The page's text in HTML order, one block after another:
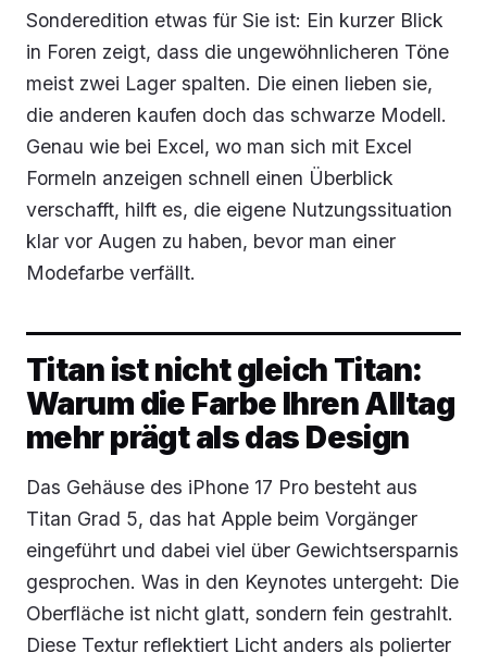
Sonderedition etwas für Sie ist: Ein kurzer Blick
in Foren zeigt, dass die ungewöhnlicheren Töne
meist zwei Lager spalten. Die einen lieben sie,
die anderen kaufen doch das schwarze Modell.
Genau wie bei Excel, wo man sich mit Excel
Formeln anzeigen schnell einen Überblick
verschafft, hilft es, die eigene Nutzungssituation
klar vor Augen zu haben, bevor man einer
Modefarbe verfällt.
Titan ist nicht gleich Titan:
Warum die Farbe Ihren Alltag
mehr prägt als das Design
Das Gehäuse des iPhone 17 Pro besteht aus
Titan Grad 5, das hat Apple beim Vorgänger
eingeführt und dabei viel über Gewichtsersparnis
gesprochen. Was in den Keynotes untergeht: Die
Oberfläche ist nicht glatt, sondern fein gestrahlt.
Diese Textur reflektiert Licht anders als polierter